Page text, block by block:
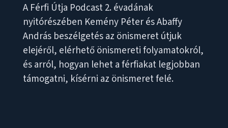
A Férfi Útja Podcast 2. évadának
nyitórészében Kemény Péter és Abaffy
András beszélgetés az önismeret útjuk
elejéről, elérhető önismereti folyamatokról,
és arról, hogyan lehet a férfiakat legjobban
támogatni, kísérni az önismeret felé.